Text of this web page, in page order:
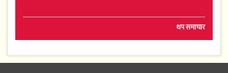
थप समाचार